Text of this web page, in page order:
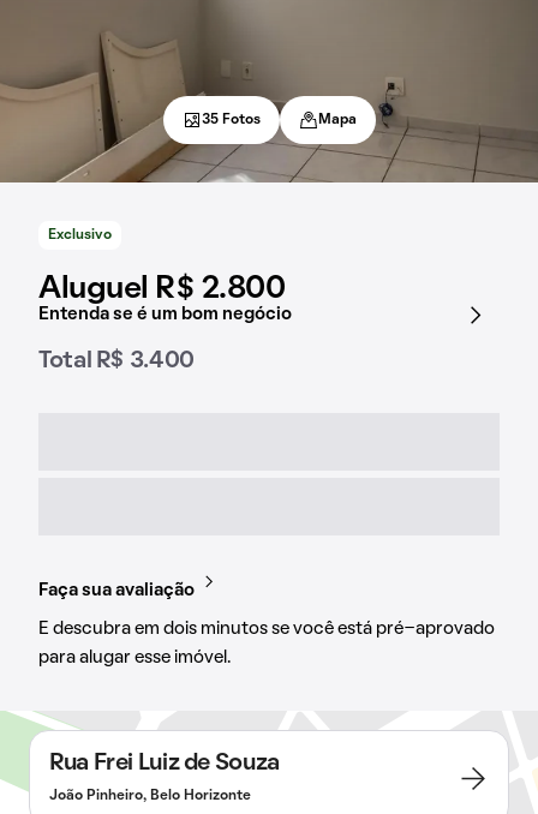
Exclusivo
Aluguel R$ 2.800
Entenda se é um bom negócio
Total R$ 3.400
Faça sua avaliação
E descubra em dois minutos se você está pré-aprovado
para alugar esse imóvel.
35 Fotos Mapa
Rua Frei Luiz de Souza
João Pinheiro, Belo Horizonte